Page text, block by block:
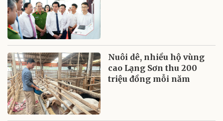
Nuôi dê, nhiều hộ vùng
cao Lạng Sơn thu 200
triệu đồng mỗi năm